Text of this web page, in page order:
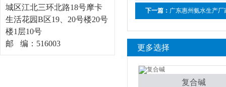
城区江北三环北路18号摩卡
生活花园B区19、20号楼20号
楼1层10号
邮 编：516003
下一篇： 广东惠州氨水生产
更多选择
复合碱